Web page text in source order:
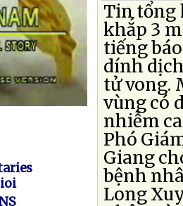
Tin tổng
khắp 3
tiếng
dính
tử vong.
vùng có
nhiễm
Phó
Giang
bệnh
Long